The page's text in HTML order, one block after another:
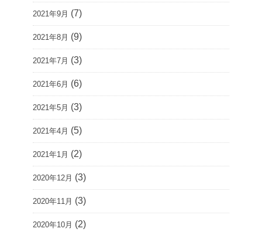
2021年9月 (7)
2021年8月 (9)
2021年7月 (3)
2021年6月 (6)
2021年5月 (3)
2021年4月 (5)
2021年1月 (2)
2020年12月 (3)
2020年11月 (3)
2020年10月 (2)